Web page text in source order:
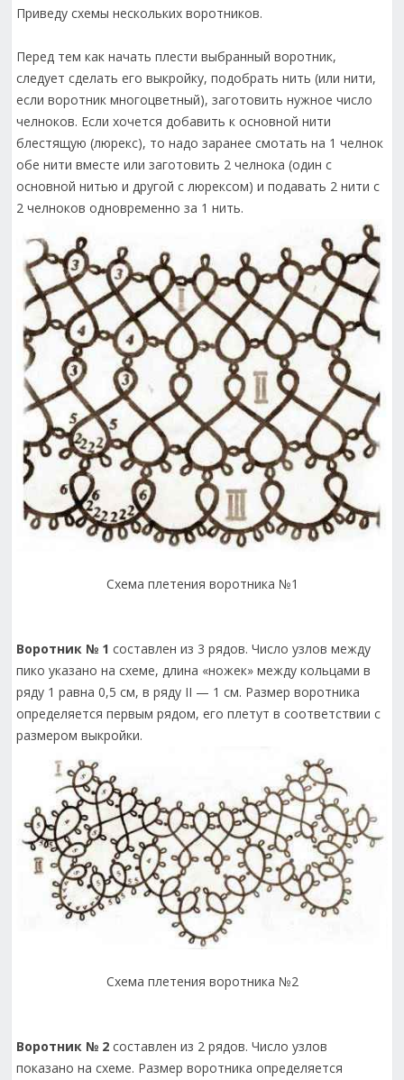
Приведу схемы нескольких воротников.
Перед тем как начать плести выбранный воротник,
следует сделать его выкройку, подобрать нить (или нити,
если воротник многоцветный), заготовить нужное число
челноков. Если хочется добавить к основной нити
блестящую (люрекс), то надо заранее смотать на 1 челнок
обе нити вместе или заготовить 2 челнока (один с
основной нитью и другой с люрексом) и подавать 2 нити с
2 челноков одновременно за 1 нить.
Схема плетения воротника №1
Воротник № 1 составлен из 3 рядов. Число узлов между
пико указано на схеме, длина «ножек» между кольцами в
ряду 1 равна 0,5 см, в ряду II — 1 см. Размер воротника
определяется первым рядом, его плетут в соответствии с
размером выкройки.
Схема плетения воротника №2
Воротник № 2 составлен из 2 рядов. Число узлов
показано на схеме. Размер воротника определяется